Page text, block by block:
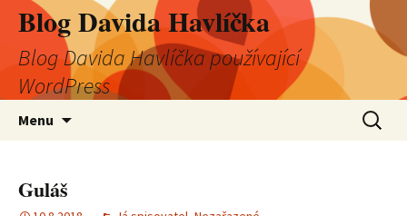
Blog Davida Havlíčka
Blog Davida Havlíčka používající
WordPress
Menu
Guláš